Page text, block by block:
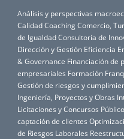
Análisis y perspectivas
CalidadCoachingComercio,
de IgualdadConsultoría de
Dirección y Gestión Eficiencia
& Governance Financiación de
empresariales Formación
Gestión de riesgos y
Ingeniería, Proyectos y Obras
Licitaciones y Concursos
captación de clientes
de Riesgos Laborales